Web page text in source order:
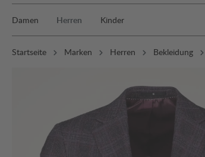
Damen Herren Kinder
Startseite Marken Herren Bekleidung